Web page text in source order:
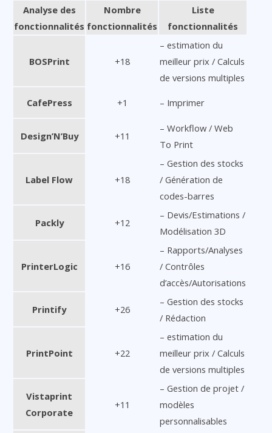
Analyse des
fonctionnalités
Nombre
fonctionnalités
Liste
fonctionnalités
BOSPrint +18
– estimation du
meilleur prix / Calculs
de versions multiples
CafePress +1 – Imprimer
Design’N’Buy +11
– Workflow / Web
To Print
Label Flow +18
– Gestion des stocks
/ Génération de
codes-barres
Packly +12
– Devis/Estimations /
Modélisation 3D
PrinterLogic +16
– Rapports/Analyses
/ Contrôles
d’accès/Autorisations
Printify +26
– Gestion des stocks
/ Rédaction
PrintPoint +22
– estimation du
meilleur prix / Calculs
de versions multiples
Vistaprint
Corporate
+11
– Gestion de projet /
modèles
personnalisables